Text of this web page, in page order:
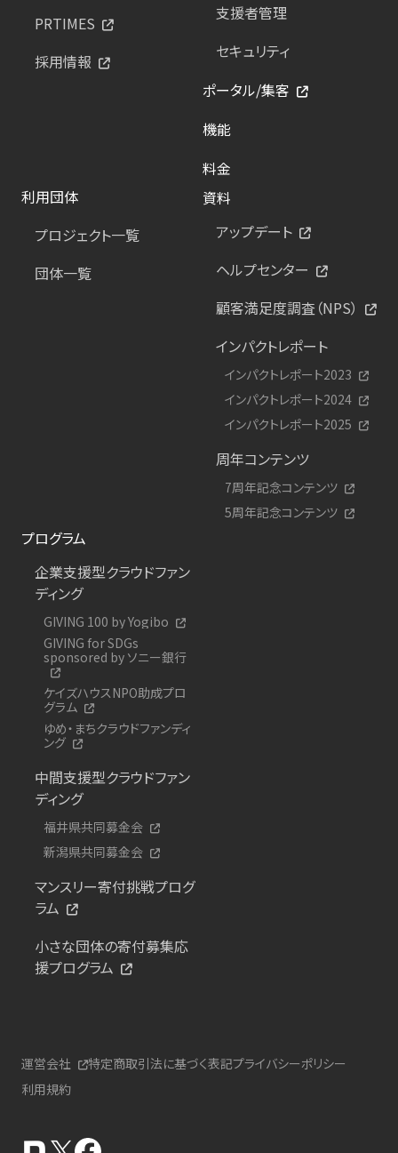
PRTIMES
採用情報
支援者管理
セキュリティ
ポータル/集客
機能
料金
利用団体
プロジェクト一覧
団体一覧
資料
アップデート
ヘルプセンター
顧客満足度調査（NPS）
インパクトレポート
インパクトレポート2023
インパクトレポート2024
インパクトレポート2025
周年コンテンツ
7周年記念コンテンツ
5周年記念コンテンツ
プログラム
企業支援型クラウドファン
ディング
GIVING 100 by Yogibo
GIVING for SDGs
sponsored by ソニー銀行
ケイズハウスNPO助成プロ
グラム
ゆめ・まちクラウドファンディ
ング
中間支援型クラウドファン
ディング
福井県共同募金会
新潟県共同募金会
マンスリー寄付挑戦プログ
ラム
小さな団体の寄付募集応
援プログラム
運営会社 特定商取引法に基づく表記プライバシーポリシー
利用規約